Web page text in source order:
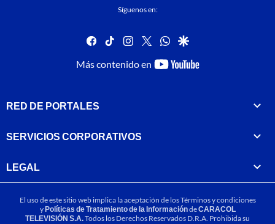
Síguenos en:
facebook
tiktok instagram
twitterwhatsapp
google
Más contenido en
youtube-
RED DE PORTALES
SERVICIOS CORPORATIVOS
LEGAL
El uso de este sitio web implica la aceptación de losTérminos y condiciones
yPolíticas de Tratamiento de la InformacióndeCARACOL
TELEVISIÓN S.A.Todos los Derechos Reservados D.R.A. Prohibida su